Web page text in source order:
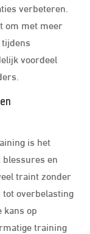
verbeteren.
om met meer
voordeel
is het
en
traint zonder
overbelasting
kans op
training